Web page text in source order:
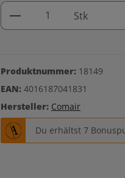
Produkt Anzahl:
Stk
Produktnummer: 18149
EAN: 4016187041831
Hersteller: Comair
Du erhältst 7